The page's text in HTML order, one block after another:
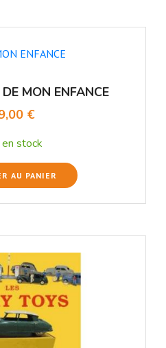
MON ENFANCE
€
en stock
AU PANIER